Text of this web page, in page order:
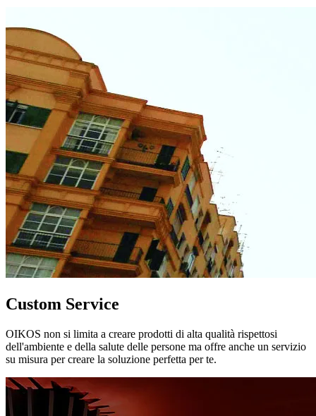
Custom Service
OIKOS non si limita a creare prodotti di alta qualità rispettosi
dell'ambiente e della salute delle persone ma offre anche un servizio
su misura per creare la soluzione perfetta per te.